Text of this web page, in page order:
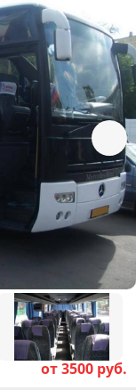
от 3500 руб.